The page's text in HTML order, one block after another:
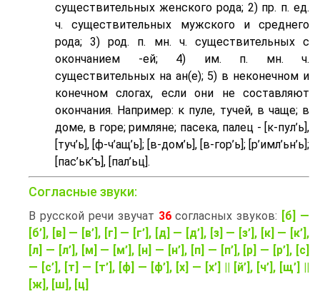
существительных женского рода; 2) пр. п. ед.
ч. существительных мужского и среднего
рода; 3) род. п. мн. ч. существительных с
окончанием -ей; 4) им. п. мн. ч.
существительных на ан(е); 5) в неконечном и
конечном слогах, если они не составляют
окончания. Например: к пуле, тучей, в чаще; в
доме, в горе; римляне; пасека, палец - [к-пул’ь],
[туч’ь], [ф-ч’aщ’ь]; [в-дом’ь], [в-гор’ь]; [р’имл’ьн’ь];
[пас’ьк’ъ], [пал’ьц].
Согласные звуки:
В русской речи звучат 36согласных звуков:
[б] —
[б’], [в] — [в’], [г] — [г’], [д] — [д’], [з] — [з’], [к] — [к’],
[л] — [л’], [м] — [м’], [н] — [н’], [п] — [п’], [р] — [р’], [с]
— [с’], [т] — [т’], [ф] — [ф’], [х] — [х’] || [й’], [ч’], [щ’] ||
[ж], [ш], [ц]